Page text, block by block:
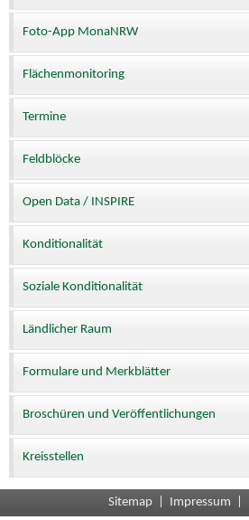
Foto-App MonaNRW
Flächenmonitoring
Termine
Feldblöcke
Open Data / INSPIRE
Konditionalität
Soziale Konditionalität
Ländlicher Raum
Formulare und Merkblätter
Broschüren und Veröffentlichungen
Kreisstellen
Sitemap Impressum